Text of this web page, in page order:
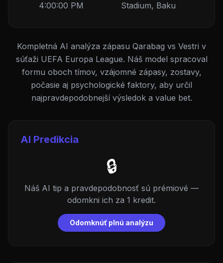
4:00:00 PM
Stadium, Baku
Kompletná AI analýza zápasu Qarabag vs Vestri v
súťaži UEFA Europa League. Náš model spracoval
formu oboch tímov, vzájomné zápasy, zostavy,
počasie aj psychologické faktory, aby určil
najpravdepodobnejší výsledok a value bet.
AI Predikcia
🔒
Náš AI tip a pravdepodobnosť sú prémiové —
odomkni ich za 1 kredit.
Odomknúť plnú analýzu